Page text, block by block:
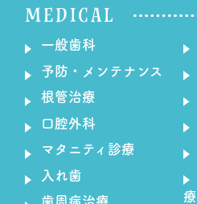
MEDICAL
一般歯科
予防・メンテナンス
根管治療
口腔外科
マタニティ診療
入れ歯
療